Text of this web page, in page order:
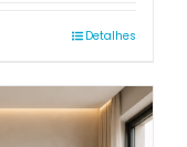
Detalhes